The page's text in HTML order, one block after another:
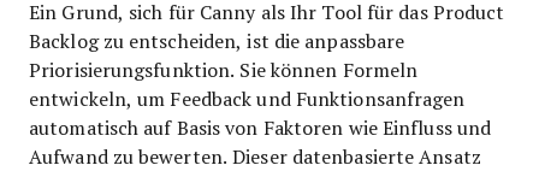
Ein Grund, sich für Canny als Ihr Tool für das Product
Backlog zu entscheiden, ist die anpassbare
Priorisierungsfunktion. Sie können Formeln
entwickeln, um Feedback und Funktionsanfragen
automatisch auf Basis von Faktoren wie Einfluss und
Aufwand zu bewerten. Dieser datenbasierte Ansatz